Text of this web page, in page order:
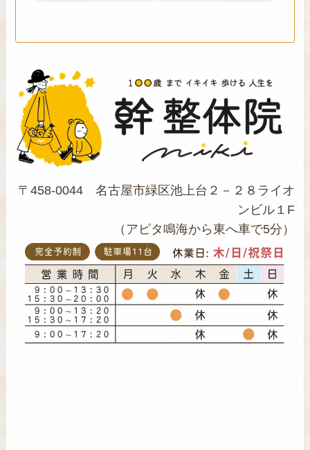
〒458-0044 名古屋市緑区池上台２－２８ライオ
ンビル１F
（アピタ鳴海から東へ車で5分）